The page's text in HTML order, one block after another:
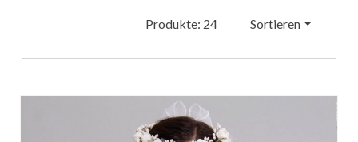
Produkte: 24 Sortieren